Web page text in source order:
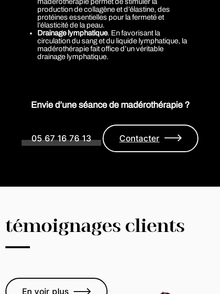
production de collagène et d’élastine, des
protéines essentielles pour la fermeté et
l’élasticité de la peau.
Drainage lymphatique. En favorisant la
circulation du sang et du liquide lymphatique, la
madérothérapie fait office d’un véritable
drainage lymphatique.
Envie d’une séance de madérothérapie ?
05 67 16 76 13 Contacter
témoignages clients
En voir plus